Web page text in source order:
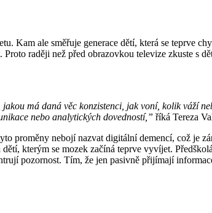
Kam ale směřuje generace dětí, která se teprve
raději než před obrazovkou televize zkuste s
má daná věc konzistenci, jak voní, kolik váží
nebo analytických dovedností,” říká Tereza
proměny nebojí nazvat digitální demencí, což je
kterým se mozek začíná teprve vyvíjet.
pozornost. Tím, že jen pasivně přijímají